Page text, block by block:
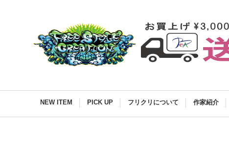
NEW ITEM PICK UP フリクリについて 作家紹介